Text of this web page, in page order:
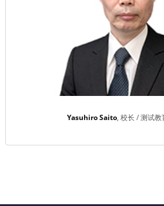
Yasuhiro Saito 校长 / 测试教